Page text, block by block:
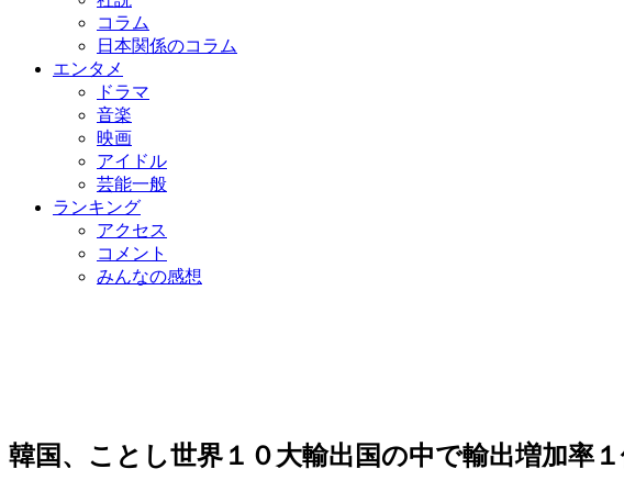
コラム
日本関係のコラム
エンタメ
ドラマ
音楽
映画
アイドル
芸能一般
ランキング
アクセス
コメント
みんなの感想
韓国、ことし世界１０大輸出国の中で輸出増加率